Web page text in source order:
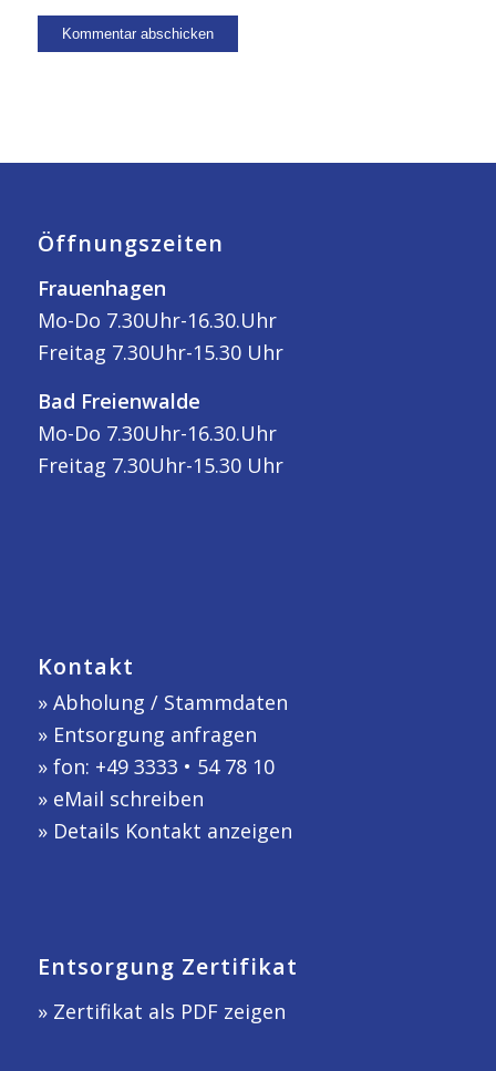
Öffnungszeiten
Frauenhagen
Mo-Do 7.30Uhr-16.30.Uhr
Freitag 7.30Uhr-15.30 Uhr
Bad Freienwalde
Mo-Do 7.30Uhr-16.30.Uhr
Freitag 7.30Uhr-15.30 Uhr
Kontakt
» Abholung / Stammdaten
» Entsorgung anfragen
» fon: +49 3333 • 54 78 10
» eMail schreiben
» Details Kontakt anzeigen
Entsorgung Zertifikat
» Zertifikat als PDF zeigen